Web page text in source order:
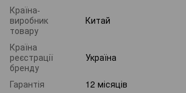
Країна-
виробник
товару
Китай
Країна
реєстрації
бренду
Україна
Гарантія
12 місяців